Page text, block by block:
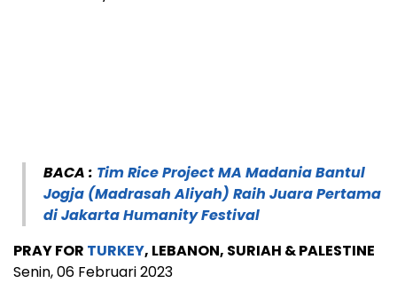
BACA : Tim Rice Project MA Madania Bantul
Jogja (Madrasah Aliyah) Raih Juara Pertama
di Jakarta Humanity Festival
PRAY FOR TURKEY, LEBANON, SURIAH & PALESTINE
Senin, 06 Februari 2023